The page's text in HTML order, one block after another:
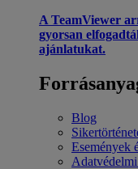
A TeamViewer
gyorsan
ajánlatukat.
Blog
Események